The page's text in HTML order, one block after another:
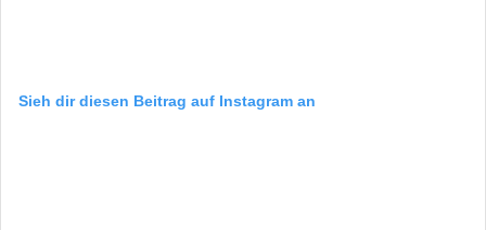
Sieh dir diesen Beitrag auf Instagram an